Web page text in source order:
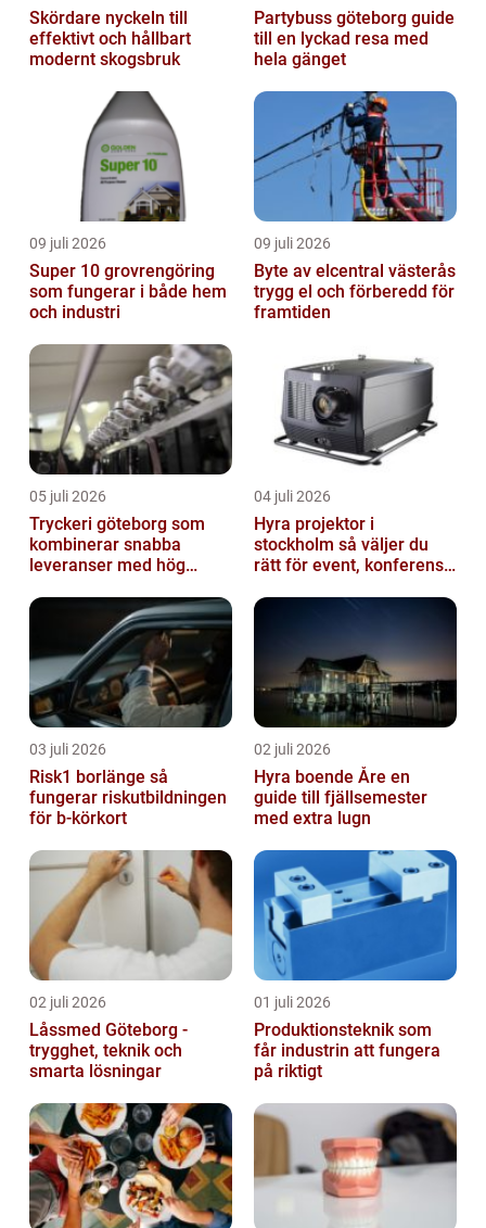
Skördare nyckeln till
effektivt och hållbart
modernt skogsbruk
Partybuss göteborg guide
till en lyckad resa med
hela gänget
09 juli 2026
Super 10 grovrengöring
som fungerar i både hem
och industri
09 juli 2026
Byte av elcentral västerås
trygg el och förberedd för
framtiden
05 juli 2026
Tryckeri göteborg som
kombinerar snabba
leveranser med hög
04 juli 2026
Hyra projektor i
stockholm så väljer du
rätt för event, konferens
03 juli 2026
Risk1 borlänge så
fungerar riskutbildningen
för b-körkort
02 juli 2026
Hyra boende Åre en
guide till fjällsemester
med extra lugn
02 juli 2026
Låssmed Göteborg -
trygghet, teknik och
smarta lösningar
01 juli 2026
Produktionsteknik som
får industrin att fungera
på riktigt